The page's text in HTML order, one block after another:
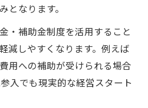
となります。
・補助金制度を活用すること
減しやすくなります。例えば
用への補助が受けられる場合
入でも現実的な経営スタート